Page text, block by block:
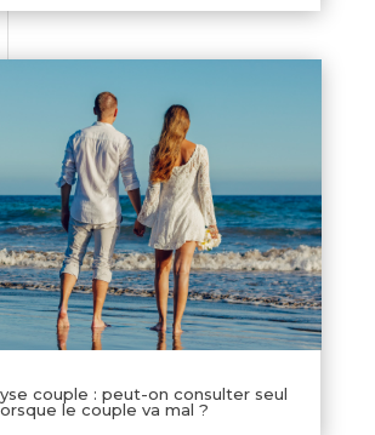
couple : peut-on consulter seul
le couple va mal ?